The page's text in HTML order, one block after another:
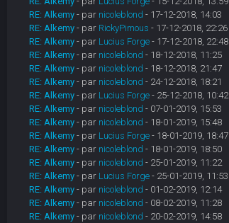
RE: Alkemy - par nicoleblond - 17-12-2018, 14:03
RE: Alkemy - par RickyPimous - 17-12-2018, 22:26
RE: Alkemy - par Lucius Forge- 17-12-2018, 22:48
RE: Alkemy - par nicoleblond - 18-12-2018, 11:25
RE: Alkemy - par nicoleblond - 18-12-2018, 21:47
RE: Alkemy - par nicoleblond - 24-12-2018, 18:21
RE: Alkemy - par Lucius Forge- 25-12-2018, 10:42
RE: Alkemy - par nicoleblond - 07-01-2019, 15:53
RE: Alkemy - par nicoleblond - 18-01-2019, 15:48
RE: Alkemy - par Lucius Forge- 18-01-2019, 18:47
RE: Alkemy - par nicoleblond - 18-01-2019, 18:50
RE: Alkemy - par nicoleblond - 25-01-2019, 11:22
RE: Alkemy - par Lucius Forge- 25-01-2019, 11:53
RE: Alkemy - par nicoleblond - 01-02-2019, 12:14
RE: Alkemy - par nicoleblond - 08-02-2019, 11:28
RE: Alkemy - par nicoleblond - 20-02-2019, 14:58